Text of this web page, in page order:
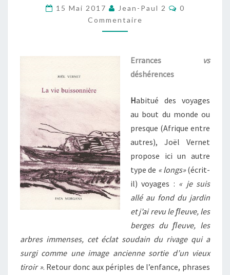
BUISSONNIÈRE
15 Mai 2017 Jean-Paul 2
0
Commentaire
Errances vs
déshérences
Habitué des voyages
au bout du monde ou
presque (Afrique entre
autres), Joël Vernet
propose ici un autre
type de « longs»(écrit-
il) voyages : « je suis
allé au fond du jardin
et j’ai revu le ﬂeuve, les
berges du ﬂeuve, les
arbres immenses, cet éclat soudain du rivage qui a
surgi comme une image ancienne sortie d’un vieux
tiroir ». Retour donc aux périples de l’enfance, phrases